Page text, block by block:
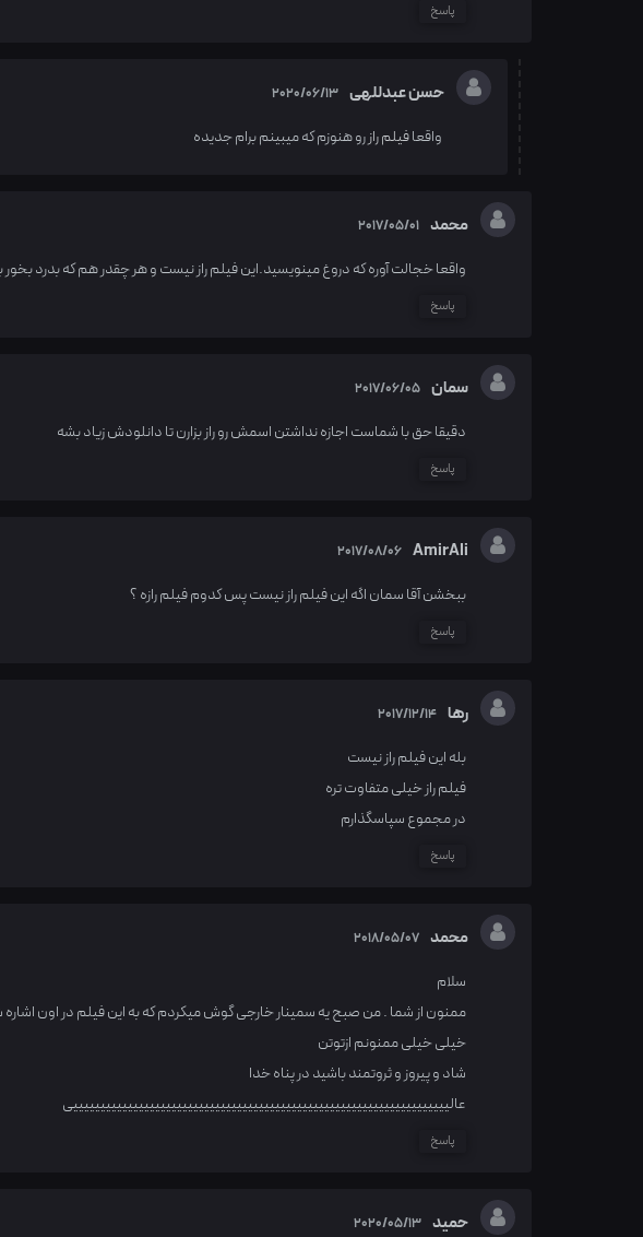
پاسخ
حسن عبدللهی 2020/06/13
واقعافیلم رازرو هنوزم که میبینم برام جدیده
محمد 2017/05/01
واقعا خجالت آوره که دروغ مینویسید.این فیلم راز نیست و هر چقدر هم که بدرد بخور
پاسخ
سمان 2017/06/05
دقیقا حق با شماست اجازه نداشتن اسمش رو راز بزارن تا دانلودش زیاد بشه
پاسخ
AmirAli
2017/08/06
ببخشن آقا سمان اگه این فیلم راز نیست پس کدوم فیلم رازه ؟
پاسخ
رها 2017/12/14
بله این فیلم راز نیست
فیلم راز خیلی متفاوت تره
در مجموع سپاسگذارم
پاسخ
محمد 2018/05/07
سلام
ممنون از شما . من صبح یه سمینار خارجی گوش میکردم که به این فیلم در اون
خیلی خیلی ممنونم ازتوتن
شاد و پیروز و ثروتمند باشید در پناه خدا
عالیییییییییییییییییییییییییییییییییییییییییییییییییییییییییییییییییییییی
پاسخ
حمید 2020/05/13